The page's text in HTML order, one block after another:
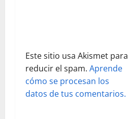
a
s
Este sitio usa Akismet para
reducir el spam. Aprende
cómo se procesan los
datos de tus comentarios.